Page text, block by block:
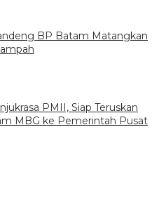
BP Batam Matangkan
PMII, Siap Teruskan
MBG ke Pemerintah Pusat